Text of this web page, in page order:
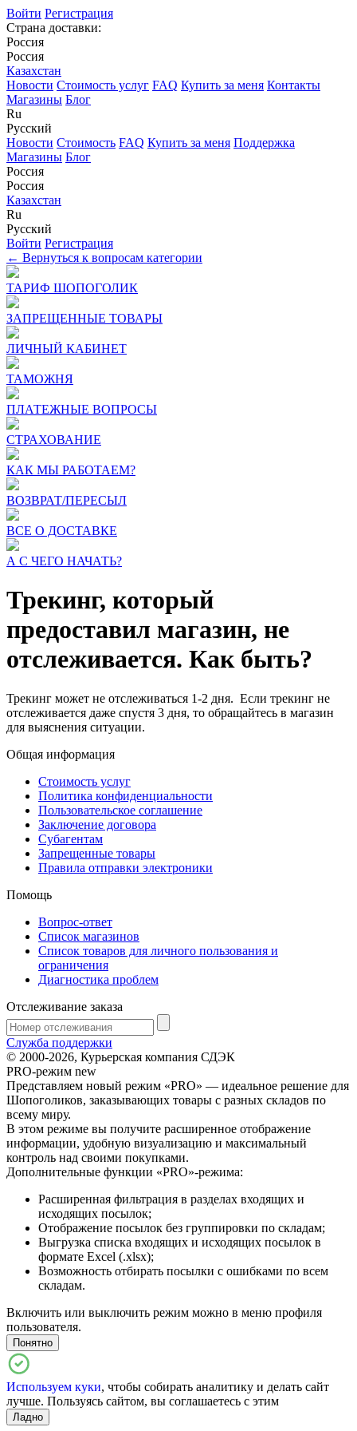
Войти Регистрация
Страна доставки:
Россия
Россия
Казахстан
Новости Стоимость услуг FAQ Купить за меня Контакты
Магазины Блог
Ru
Русский
Новости Стоимость FAQ Купить за меня Поддержка
Магазины Блог
Россия
Россия
Казахстан
Ru
Русский
Войти Регистрация
← Вернуться к вопросам категории
ТАРИФ ШОПОГОЛИК
ЗАПРЕЩЕННЫЕ ТОВАРЫ
ЛИЧНЫЙ КАБИНЕТ
ТАМОЖНЯ
ПЛАТЕЖНЫЕ ВОПРОСЫ
СТРАХОВАНИЕ
КАК МЫ РАБОТАЕМ?
ВОЗВРАТ/ПЕРЕСЫЛ
ВСЕ О ДОСТАВКЕ
А С ЧЕГО НАЧАТЬ?
Трекинг, который
предоставил магазин, не
отслеживается. Как быть?
Трекинг может не отслеживаться 1-2 дня. Если трекинг не
отслеживается даже спустя 3 дня, то обращайтесь в магазин
для выяснения ситуации.
Общая информация
Стоимость услуг
Политика конфиденциальности
Пользовательское соглашение
Заключение договора
Субагентам
Запрещенные товары
Правила отправки электроники
Помощь
Вопрос-ответ
Список магазинов
Список товаров для личного пользования и
ограничения
Диагностика проблем
Отслеживание заказа
Служба поддержки
© 2000-2026, Курьерская компания СДЭК
PRO-режим new
Представляем новый режим «PRO» — идеальное решение для
Шопоголиков, заказывающих товары с разных складов по
всему миру.
В этом режиме вы получите расширенное отображение
информации, удобную визуализацию и максимальный
контроль над своими покупками.
Дополнительные функции «PRO»-режима:
Расширенная фильтрация в разделах входящих и
исходящих посылок;
Отображение посылок без группировки по складам;
Выгрузка списка входящих и исходящих посылок в
формате Excel (.xlsx);
Возможность отбирать посылки с ошибками по всем
складам.
Включить или выключить режим можно в меню профиля
пользователя.
Понятно
Используем куки, чтобы собирать аналитику и делать сайт
лучше. Пользуясь сайтом, вы соглашаетесь с этим
Ладно